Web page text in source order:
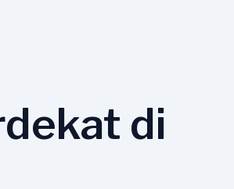
di